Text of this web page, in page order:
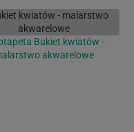
Bukiet kwiatów -
akwarelowe